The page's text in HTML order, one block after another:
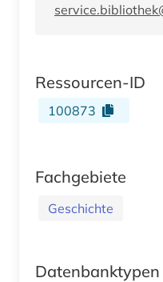
Ressourcen-ID
100873
Fachgebiete
Geschichte
Datenbanktypen